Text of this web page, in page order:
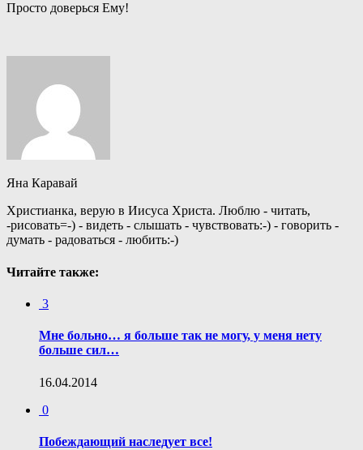
Просто доверься Ему!
Яна Каравай
Христианка, верую в Иисуса Христа. Люблю - читать,
-рисовать=-) - видеть - слышать - чувствовать:-) - говорить -
думать - радоваться - любить:-)
Читайте также:
3
Мне больно… я больше так не могу, у меня нету
больше сил…
16.04.2014
0
Побеждающий наследует все!